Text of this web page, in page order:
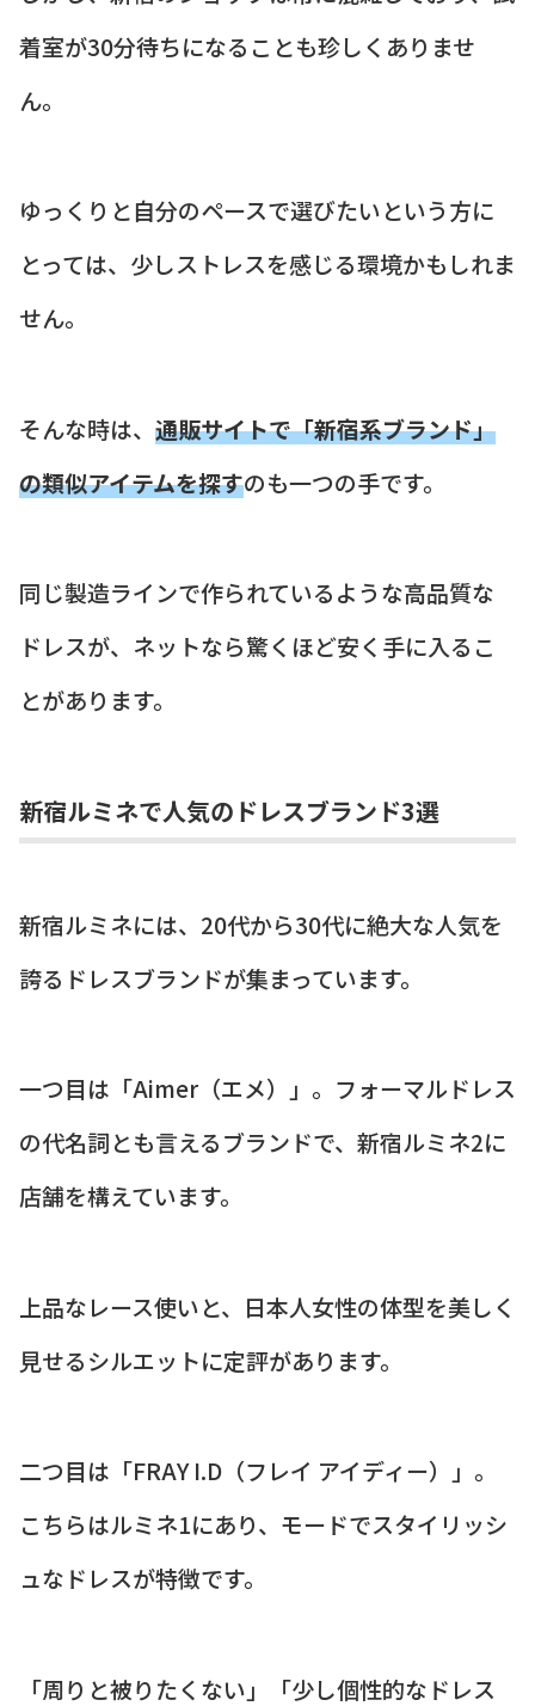
着室が30分待ちになることも珍しくありませ
ん。
ゆっくりと自分のペースで選びたいという方に
とっては、少しストレスを感じる環境かもしれま
せん。
そんな時は、 通販サイトで「新宿系ブランド」
の類似アイテムを探すのも一つの手です。
同じ製造ラインで作られているような高品質な
ドレスが、ネットなら驚くほど安く手に入るこ
とがあります。
新宿ルミネで人気のドレスブランド3選
新宿ルミネには、20代から30代に絶大な人気を
誇るドレスブランドが集まっています。
一つ目は「Aimer（エメ）」。フォーマルドレス
の代名詞とも言えるブランドで、新宿ルミネ2に
店舗を構えています。
上品なレース使いと、日本人女性の体型を美しく
見せるシルエットに定評があります。
二つ目は「FRAY I.D（フレイ アイディー）」。
こちらはルミネ1にあり、モードでスタイリッシ
ュなドレスが特徴です。
「周りと被りたくない」「少し個性的なドレス